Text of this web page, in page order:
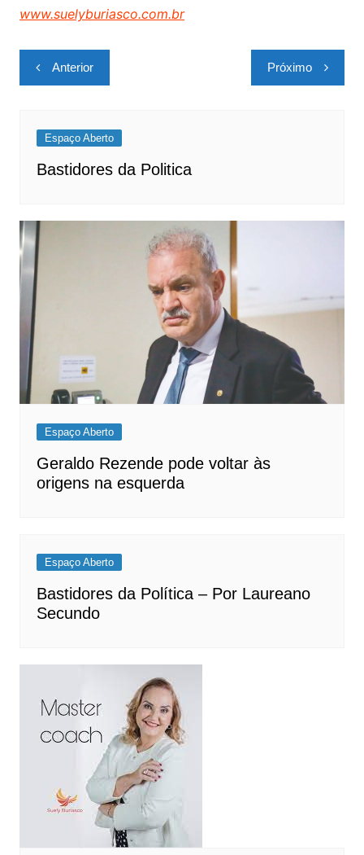
www.suelyburiasco.com.br
Navegação
de
Anterior Próximo
Espaço Aberto
Bastidores da Politica
Espaço Aberto
Geraldo Rezende pode voltar às
origens na esquerda
Espaço Aberto
Bastidores da Política – Por Laureano
Secundo